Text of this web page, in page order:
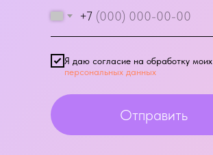
+7
Я даю согласие на обработку моих
персональных данных
Отправить